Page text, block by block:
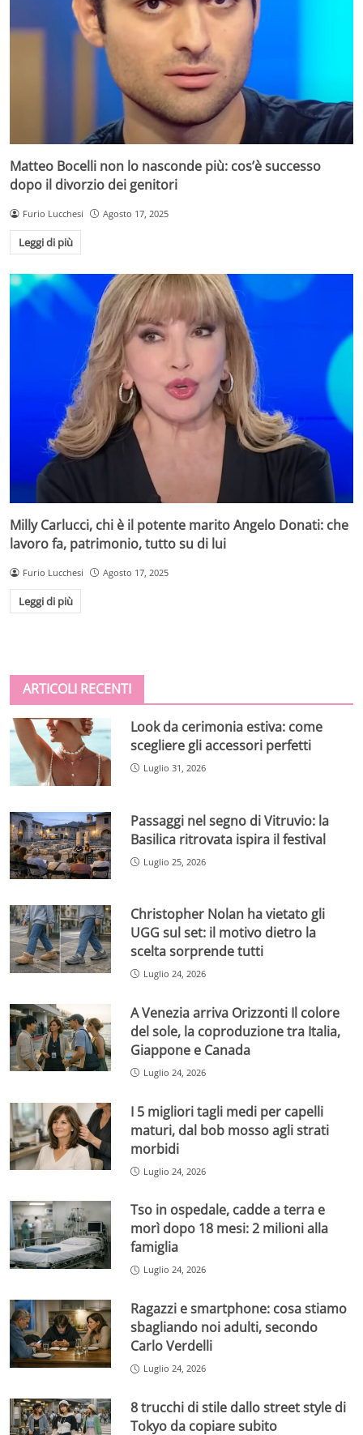
Matteo Bocelli non lo nasconde più: cos’è successo
dopo il divorzio dei genitori
Furio Lucchesi Agosto 17, 2025
Leggi di più
Milly Carlucci, chi è il potente marito Angelo Donati: che
lavoro fa, patrimonio, tutto su di lui
Furio Lucchesi Agosto 17, 2025
Leggi di più
ARTICOLI RECENTI
Look da cerimonia estiva: come
scegliere gli accessori perfetti
Luglio 31, 2026
Passaggi nel segno di Vitruvio: la
Basilica ritrovata ispira il festival
Luglio 25, 2026
Christopher Nolan ha vietato gli
UGG sul set: il motivo dietro la
scelta sorprende tutti
Luglio 24, 2026
A Venezia arriva Orizzonti Il colore
del sole, la coproduzione tra Italia,
Giappone e Canada
Luglio 24, 2026
I 5 migliori tagli medi per capelli
maturi, dal bob mosso agli strati
morbidi
Luglio 24, 2026
Tso in ospedale, cadde a terra e
morì dopo 18 mesi: 2 milioni alla
famiglia
Luglio 24, 2026
Ragazzi e smartphone: cosa stiamo
sbagliando noi adulti, secondo
Carlo Verdelli
Luglio 24, 2026
8 trucchi di stile dallo street style di
Tokyo da copiare subito